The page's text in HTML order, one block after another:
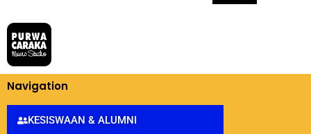
Navigation
KESISWAAN & ALUMNI